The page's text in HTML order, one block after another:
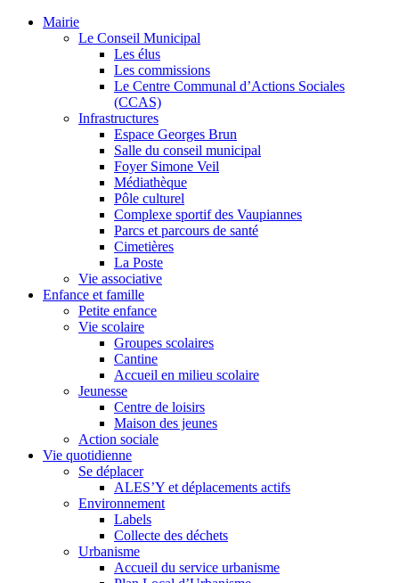
Mairie
Le Conseil Municipal
Les élus
Les commissions
Le Centre Communal d’Actions Sociales
(CCAS)
Infrastructures
Espace Georges Brun
Salle du conseil municipal
Foyer Simone Veil
Médiathèque
Pôle culturel
Complexe sportif des Vaupiannes
Parcs et parcours de santé
Cimetières
La Poste
Vie associative
Enfance et famille
Petite enfance
Vie scolaire
Groupes scolaires
Cantine
Accueil en milieu scolaire
Jeunesse
Centre de loisirs
Maison des jeunes
Action sociale
Vie quotidienne
Se déplacer
ALES’Y et déplacements actifs
Environnement
Labels
Collecte des déchets
Urbanisme
Accueil du service urbanisme